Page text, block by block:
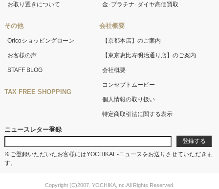
お取り置きについて
その他
Oricoショッピングローン
お客様の声
STAFF BLOG
TAX FREE SHOPPING
金･プラチナ･ダイヤ高価買取
会社概要
【京都本店】のご案内
【東京恵比寿明治通り店】のご案内
会社概要
コンセプトムービー
個人情報の取り扱い
特定商取引法に関する表示
ニュースレター登録
※ご登録いただいたお客様にはYOCHIKAE-ニュースをお送りさせていただきま
す。
Copyright (C)2007. YOCHIKA,Inc.All Rights Reserved.